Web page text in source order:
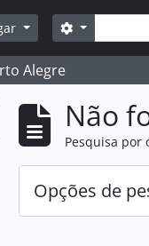
Pesquisar
Opções de
Alegre
Não
Pesquisa por
Opções de